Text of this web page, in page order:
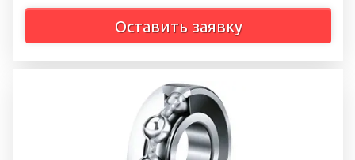
Оставить заявку